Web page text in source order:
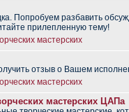
Попробуем разбавить
прилепленную тему!
мастерских
отзыв о Вашем
мастерских
мастерских ЦАПа